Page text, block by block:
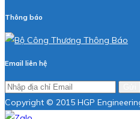
Thông báo
Email liên hệ
Copyright © 2015 HGP